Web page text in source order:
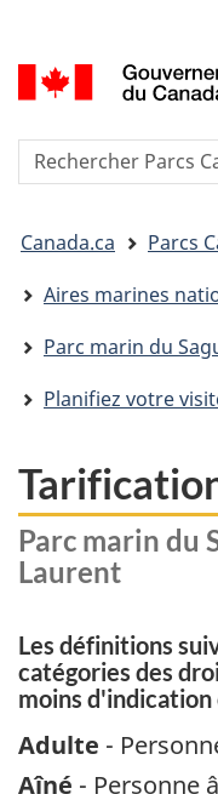
de
la
langue
Reserche
êtes
ici&nbsp;:
Canada.ca
Parcs
Aires marines
Parc marin du
Planifiez votre
Parc marin du
Laurent
Les définitions
catégories des
moins
Adulte -
Aîné - Personne